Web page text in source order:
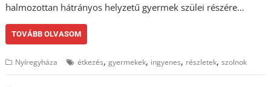
halmozottan hátrányos helyzetű gyermek szülei részére…
TOVÁBB OLVASOM
Nyíregyháza étkezés,gyermekek, ingyenes, részletek,szolnok